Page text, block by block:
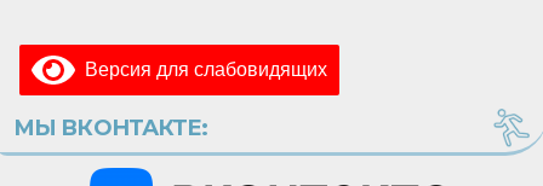
Версия для слабовидящих
МЫ ВКОНТАКТЕ: